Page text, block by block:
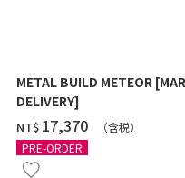
METAL BUILD METEOR
DELIVERY]
NT$ ‌17,370
（含税）
PRE-ORDER